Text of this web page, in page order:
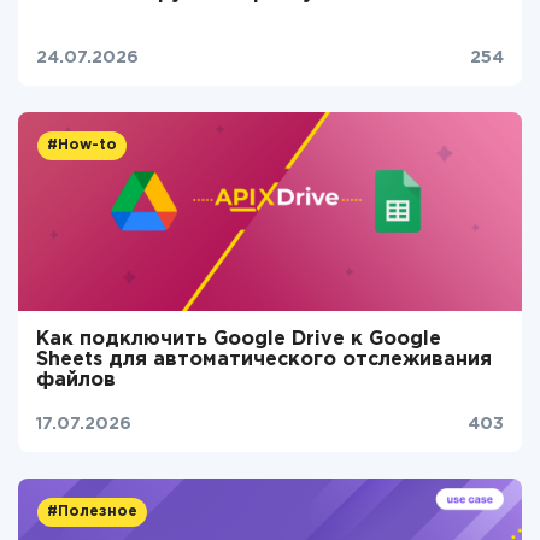
24.07.2026 254
#How-to
Как подключить Google Drive к Google
Sheets для автоматического отслеживания
файлов
17.07.2026 403
#Полезное